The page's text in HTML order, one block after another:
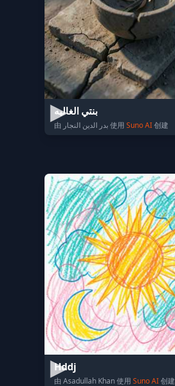
بنتي الغاليه
由 بدر الدين النجار 使用 Suno AI创建
Hddj
由 Asadullah Khan 使用 Suno AI创建